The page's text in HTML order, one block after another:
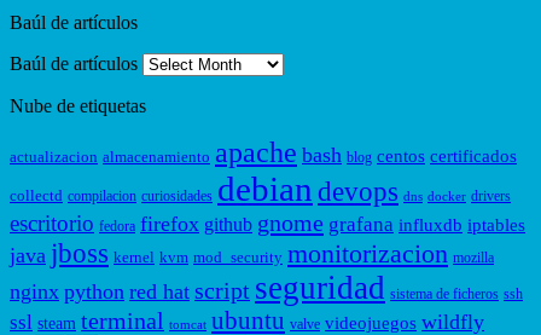
Baúl de artículos
Baúl de artículos
Nube de etiquetas
actualizacion almacenamiento apache bash blog centos certificados
collectd compilacion curiosidades debian devops dns docker drivers
escritorio fedora firefox github gnome grafana influxdb iptables
java jboss kernel kvm mod_security monitorizacion mozilla
nginx python red hat script seguridad sistema de ficheros ssh
ssl steam terminal tomcat ubuntu valve videojuegos wildfly